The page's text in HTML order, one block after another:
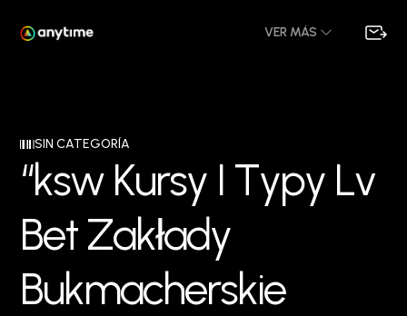
VER MÁS
SIN CATEGORÍA
“ksw Kursy I Typy Lv
Bet Zakłady
Bukmacherskie